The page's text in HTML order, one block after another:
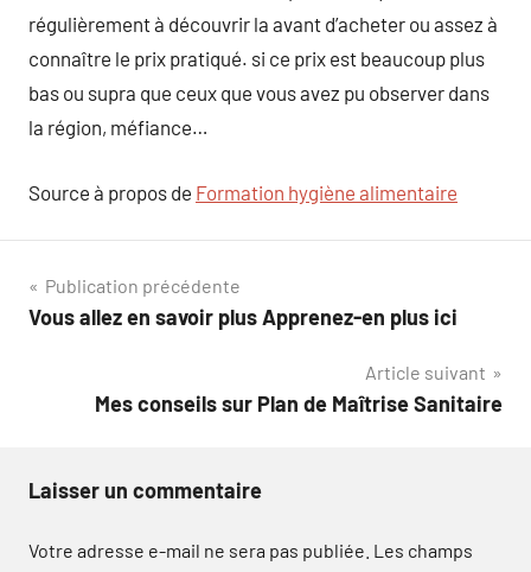
régulièrement à découvrir la avant d’acheter ou assez à
connaître le prix pratiqué. si ce prix est beaucoup plus
bas ou supra que ceux que vous avez pu observer dans
la région, méfiance…
Source à propos de Formation hygiène alimentaire
Navigation
de
Publication précédente
Vous allez en savoir plus Apprenez-en plus ici
Article suivant
Mes conseils sur Plan de Maîtrise Sanitaire
Laisser un commentaire
Votre adresse e-mail ne sera pas publiée. Les champs